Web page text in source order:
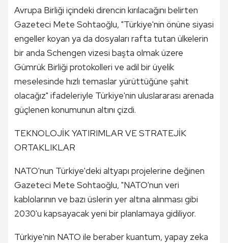
Avrupa Birliği içindeki direncin kırılacağını belirten
Gazeteci Mete Sohtaoğlu, "Türkiye'nin önüne siyasi
engeller koyan ya da dosyaları rafta tutan ülkelerin
bir anda Schengen vizesi başta olmak üzere
Gümrük Birliği protokolleri ve adil bir üyelik
meselesinde hızlı temaslar yürüttüğüne şahit
olacağız" ifadeleriyle Türkiye'nin uluslararası arenada
güçlenen konumunun altını çizdi.
TEKNOLOJİK YATIRIMLAR VE STRATEJİK
ORTAKLIKLAR
NATO'nun Türkiye'deki altyapı projelerine değinen
Gazeteci Mete Sohtaoğlu, "NATO'nun veri
kablolarının ve bazı üslerin yer altına alınması gibi
2030'u kapsayacak yeni bir planlamaya gidiliyor.
Türkiye'nin NATO ile beraber kuantum, yapay zeka